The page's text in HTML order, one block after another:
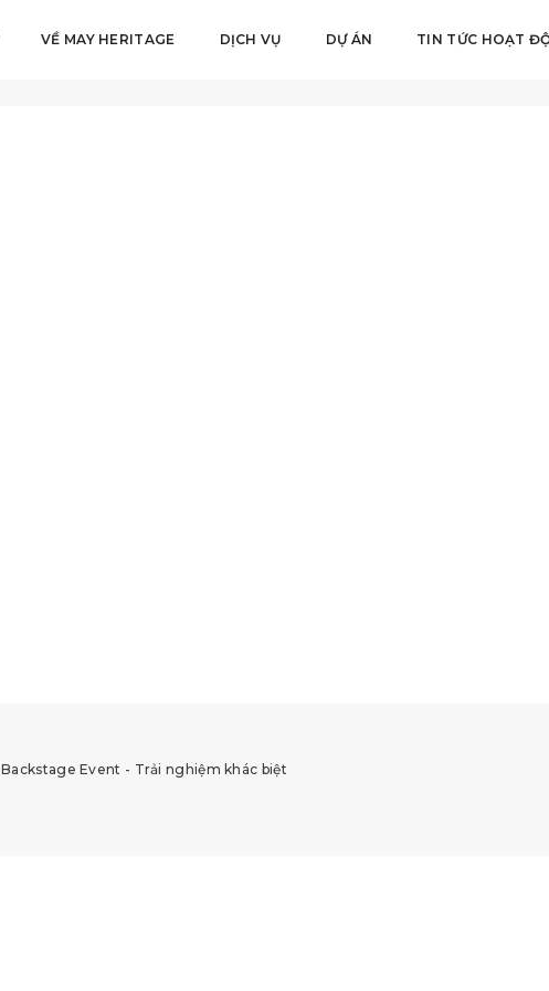
VỀ MAY HERITAGE DỊCH VỤ DỰ ÁN TIN TỨC HOẠT
Backstage Event - Trải nghiệm khác biệt